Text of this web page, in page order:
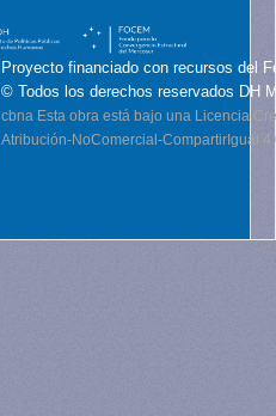
Proyecto financiado con recursos del
© Todos los derechos reservados DH
cbna Esta obra está bajo una Licencia
Atribución-NoComercial-CompartirIgual